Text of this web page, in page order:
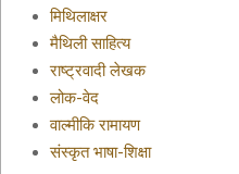
मिथिलाक्षर
मैथिली साहित्य
राष्ट्रवादी लेखक
लोक-वेद
वाल्मीकि रामायण
संस्कृत भाषा-शिक्षा